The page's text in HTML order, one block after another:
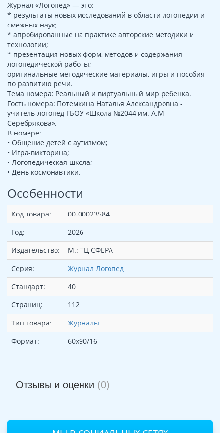
Журнал «Логопед» — это:
* результаты новых исследований в области логопедии и
смежных наук;
* апробированные на практике авторские методики и
технологии;
* презентация новых форм, методов и содержания
логопедической работы;
оригинальные методические материалы, игры и пособия
по развитию речи.
Тема номера: Реальный и виртуальный мир ребенка.
Гость номера: Потемкина Наталья Александровна -
учитель-логопед ГБОУ «Школа №2044 им. А.М.
Серебрякова».
В номере:
• Общение детей с аутизмом;
• Игра-викторина;
• Логопедическая школа;
• День космонавтики.
Особенности
Код товара:
00-00023584
Год:
2026
Издательство:
М.: ТЦ СФЕРА
Серия:
Журнал Логопед
Стандарт:
40
Страниц:
112
Тип товара:
Журналы
Формат:
60х90/16
Отзывы и оценки (0)